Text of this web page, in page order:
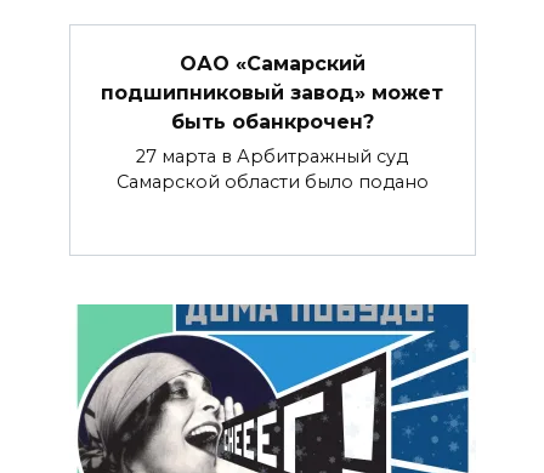
ОАО «Самарский
подшипниковый завод» может
быть обанкрочен?
27 марта в Арбитражный суд
Самарской области было подано